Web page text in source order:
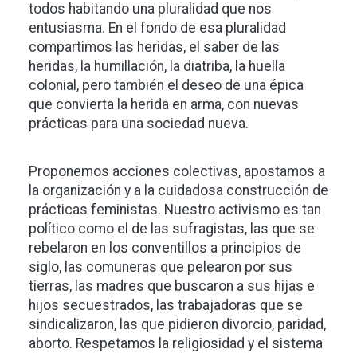
todos habitando una pluralidad que nos
entusiasma. En el fondo de esa pluralidad
compartimos las heridas, el saber de las
heridas, la humillación, la diatriba, la huella
colonial, pero también el deseo de una épica
que convierta la herida en arma, con nuevas
prácticas para una sociedad nueva.
Proponemos acciones colectivas, apostamos a
la organización y a la cuidadosa construcción de
prácticas feministas. Nuestro activismo es tan
político como el de las sufragistas, las que se
rebelaron en los conventillos a principios de
siglo, las comuneras que pelearon por sus
tierras, las madres que buscaron a sus hijas e
hijos secuestrados, las trabajadoras que se
sindicalizaron, las que pidieron divorcio, paridad,
aborto. Respetamos la religiosidad y el sistema